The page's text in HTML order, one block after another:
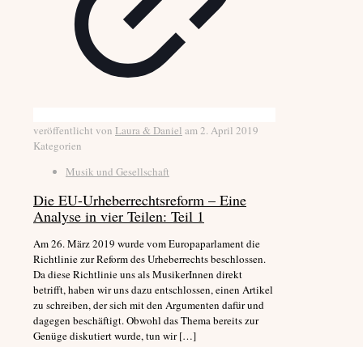
veröffentlicht von Laura & Daniel am2. April 2019
Kategorien
Musik und Gesellschaft
Die EU-Urheberrechtsreform – Eine
Analyse in vier Teilen: Teil 1
Am 26. März 2019 wurde vom Europaparlament die
Richtlinie zur Reform des Urheberrechts beschlossen.
Da diese Richtlinie uns als MusikerInnen direkt
betrifft, haben wir uns dazu entschlossen, einen Artikel
zu schreiben, der sich mit den Argumenten dafür und
dagegen beschäftigt. Obwohl das Thema bereits zur
Genüge diskutiert wurde, tun wir[…]